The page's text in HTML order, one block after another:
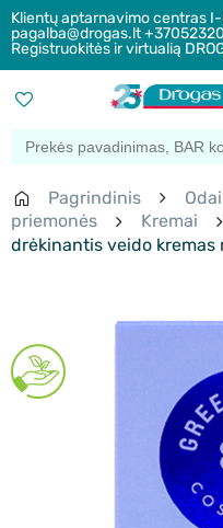
Klientų aptarnavimo centras
pagalba@drogas.lt
Registruokitės ir virtualią
Pagrindinis Odai
priemonės
Kremai
drėkinantis veido kremas